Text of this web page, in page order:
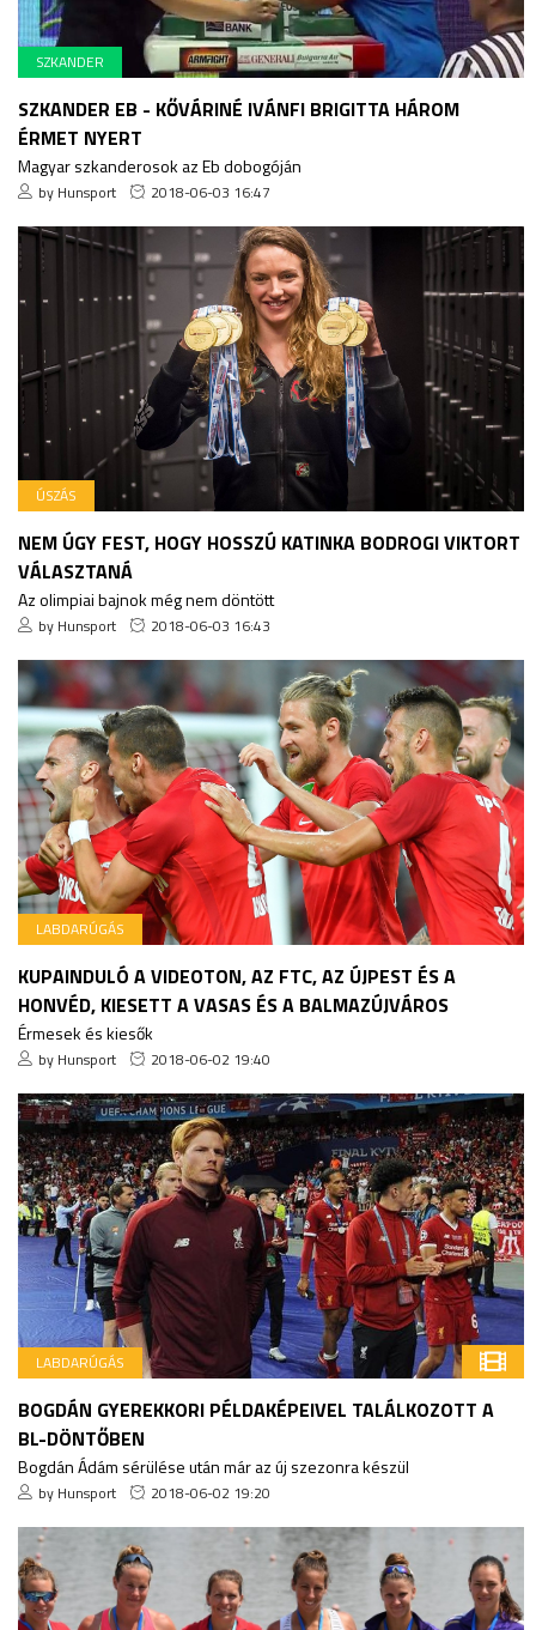
SZKANDER
SZKANDER EB - KŐVÁRINÉ IVÁNFI BRIGITTA HÁROM
ÉRMET NYERT
Magyar szkanderosok az Eb dobogóján
by Hunsport 2018-06-03 16:47
ÚSZÁS
NEM ÚGY FEST, HOGY HOSSZÚ KATINKA BODROGI VIKTORT
VÁLASZTANÁ
Az olimpiai bajnok még nem döntött
by Hunsport 2018-06-03 16:43
LABDARÚGÁS
KUPAINDULÓ A VIDEOTON, AZ FTC, AZ ÚJPEST ÉS A
HONVÉD, KIESETT A VASAS ÉS A BALMAZÚJVÁROS
Érmesek és kiesők
by Hunsport 2018-06-02 19:40
LABDARÚGÁS
BOGDÁN GYEREKKORI PÉLDAKÉPEIVEL TALÁLKOZOTT A
BL-DÖNTŐBEN
Bogdán Ádám sérülése után már az új szezonra készül
by Hunsport 2018-06-02 19:20